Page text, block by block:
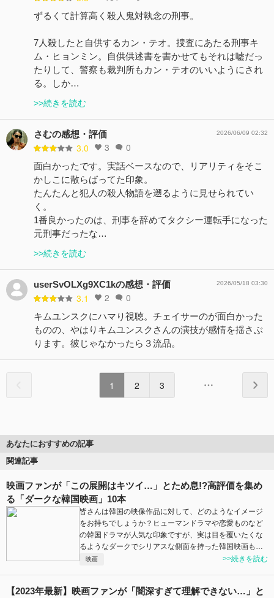
ずるくて計算高く殺人鬼対執念の刑事。
7人殺したと自供するカン・テオ。捜査にあたる刑事キ
ム・ヒョンミン。自供供述書を書かせてもそれは嘘だっ
たりして、警察も裁判所もカン・テオのいいようにされ
る。しか…
>>続きを読む
さむの感想・評価
3.0 3 0
2026/06/09 02:32
面白かったです。実話ベースなので、リアリティをそこ
かしこに散らばってた印象。
たんたんと犯人の殺人物語を遡るように見せられてい
く。
1番良かったのは、刑事を辞めてタクシー運転手になった
元刑事だったな…
>>続きを読む
userSvOLXg9XC1kの感想・評価
3.1 2 0
2026/05/18 03:30
キムユンスクにハマり視聴。チェイサーのが面白かった
ものの、やはりキムユンスクさんの演技が感情を揺さぶ
ります。彼じゃなかったら３流品。
1 2 3
あなたにおすすめの記事
関連記事
映画ファンが「この展開はキツイ…」とため息!?高評価を集め
る「ダークな韓国映画」10本
皆さんは韓国の映像作品に対して、どのようなイメージ
をお持ちでしょうか？ヒューマンドラマや恋愛ものなど
の韓国ドラマが人気な印象ですが、実は目を覆いたくな
るようなダークでシリアスな側面を持った韓国映画も…
映画 >>続きを読む
【2023年最新】映画ファンが「闇深すぎて理解できない…」と